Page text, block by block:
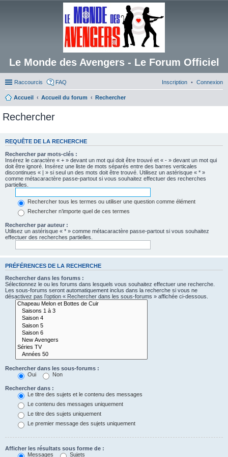
Le Monde des Avengers - Le Forum Officiel
Raccourcis FAQ Connexion
Inscription
Accueil Accueil du forum Rechercher
Rechercher
REQUÊTE DE LA RECHERCHE
Rechercher par mots-clés :
Insérez le caractère « + » devant un mot qui doit être trouvé et « - » devant un mot qui
doit être ignoré. Insérez une liste de mots séparés entre des barres verticales
discontinues « | » si seul un des mots doit être trouvé. Utilisez un astérisque « * »
comme métacaractère passe-partout si vous souhaitez effectuer des recherches
partielles.
Rechercher tous les termes ou utiliser une question comme élément
Rechercher n’importe quel de ces termes
Rechercher par auteur :
Utilisez un astérisque « * » comme métacaractère passe-partout si vous souhaitez
effectuer des recherches partielles.
PRÉFÉRENCES DE LA RECHERCHE
Rechercher dans les forums :
Sélectionnez le ou les forums dans lesquels vous souhaitez effectuer une recherche.
Les sous-forums seront automatiquement inclus dans la recherche si vous ne
désactivez pas l’option « Rechercher dans les sous-forums » affichée ci-dessous.
Rechercher dans les sous-forums :
Oui
Non
Rechercher dans :
Le titre des sujets et le contenu des messages
Le contenu des messages uniquement
Le titre des sujets uniquement
Le premier message des sujets uniquement
Afficher les résultats sous forme de :
Messages
Sujets